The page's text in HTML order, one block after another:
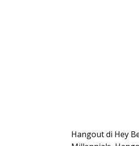
Hangout di Hey